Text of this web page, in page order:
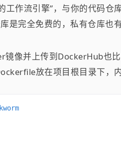
工作流引擎”，与你的代码
是完全免费的，私有仓库也
像并上传到DockerHub也
放在项目根目录下，内